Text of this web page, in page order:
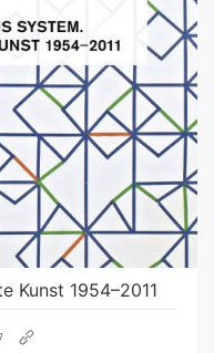
Kunst 1954–2011